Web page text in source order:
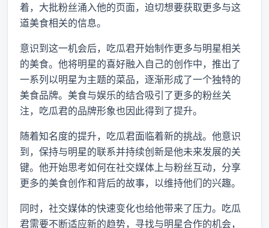
着，大批粉丝涌入他的页面，迫切想要获取更多与这
道美食相关的信息。
意识到这一机会后，吃瓜君开始制作更多与明星相关
的美食。他将明星的喜好融入自己的创作中，推出了
一系列以明星为主题的菜品，逐渐形成了一个独特的
美食品牌。美食与娱乐的结合吸引了更多的粉丝关
注，吃瓜君的品牌形象也因此得到了提升。
随着知名度的提升，吃瓜君面临着新的挑战。他意识
到，保持与明星的联系并持续创新是他未来发展的关
键。他开始思考如何在社交媒体上与粉丝互动，分享
更多的美食创作和背后的故事，以维持他们的兴趣。
同时，社交媒体的快速变化也给他带来了压力。吃瓜
君需要不断适应新的趋势，寻找与明星合作的机会，